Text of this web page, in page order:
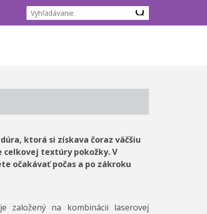
ktorá si získava čoraz väčšiu
celkovej textúry pokožky. V
očakávať počas a po zákroku
založený na kombinácii laserovej